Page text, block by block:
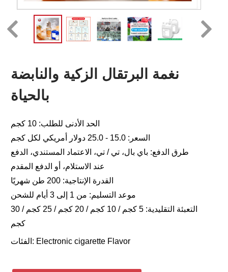
نغمة البرتقال الزكية والنابضة
بالحياة
الحد الأدنى للطلب: 10 كجم
السعر: 15.0 - 25.0 دولار أمريكي لكل كجم
طرق الدفع: باي بال، تي / تي، الاعتماد المستندي، الدفع
عند الاستلام، أو الدفع المقدم
القدرة الإنتاجية: 200 طن شهريًا
موعد التسليم: من 1 إلى 3 أيام للشحن
التعبئة التقليدية: 5 كجم / 10 كجم / 20 كجم / 25 كجم / 30
كجم
الفئات: Electronic cigarette Flavor